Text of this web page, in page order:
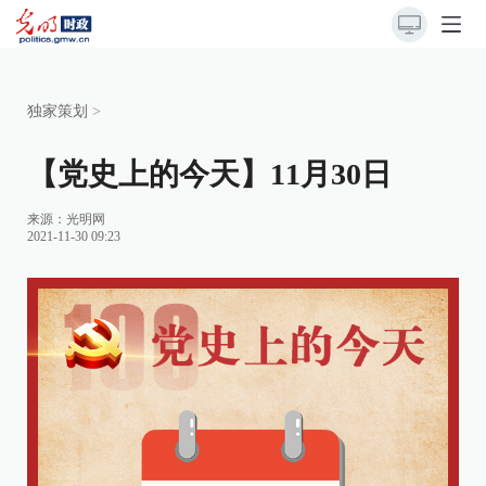
独家策划 >
【党史上的今天】11月30日
来源： 光明网
2021-11-30 09:23